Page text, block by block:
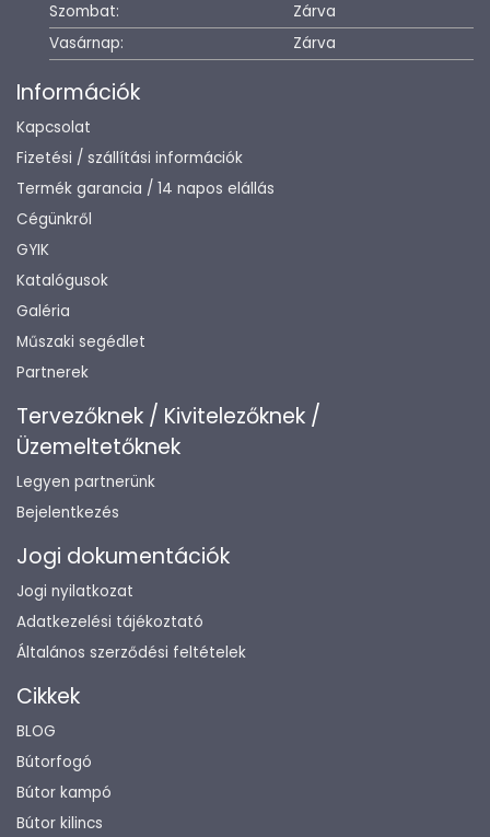
Szombat:
Zárva
Vasárnap:
Zárva
Információk
Kapcsolat
Fizetési / szállítási információk
Termék garancia / 14 napos elállás
Cégünkről
GYIK
Katalógusok
Galéria
Műszaki segédlet
Partnerek
Tervezőknek / Kivitelezőknek /
Üzemeltetőknek
Legyen partnerünk
Bejelentkezés
Jogi dokumentációk
Jogi nyilatkozat
Adatkezelési tájékoztató
Általános szerződési feltételek
Cikkek
BLOG
Bútorfogó
Bútor kampó
Bútor kilincs